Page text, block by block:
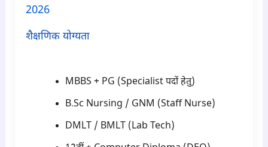
2026
शैक्षणिक योग्यता
MBBS + PG (Specialist पदों हेतु)
B.Sc Nursing / GNM (Staff Nurse)
DMLT / BMLT (Lab Tech)